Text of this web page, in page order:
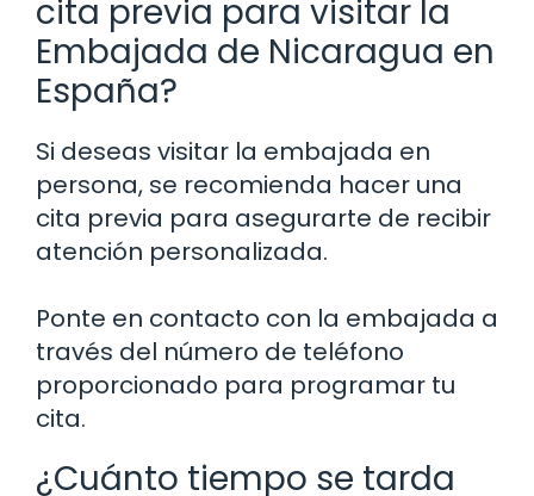
cita previa para visitar la
Embajada de Nicaragua en
España?
Si deseas visitar la embajada en
persona, se recomienda hacer una
cita previa para asegurarte de recibir
atención personalizada.
Ponte en contacto con la embajada a
través del número de teléfono
proporcionado para programar tu
cita.
¿Cuánto tiempo se tarda